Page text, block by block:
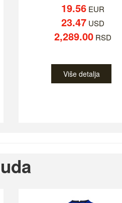
19.56EUR
23.47USD
2,289.00RSD
Više detalja